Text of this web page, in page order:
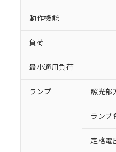
動作機能
負荷
最小適用負荷
ランプ 照光部
ランプ
定格電